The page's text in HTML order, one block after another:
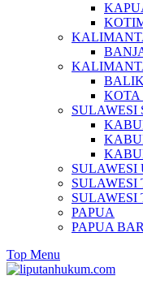
KOTA
SULAWESI
SULAWESI
SULAWESI
SULAWESI
PAPUA
PAPUA
Top Menu